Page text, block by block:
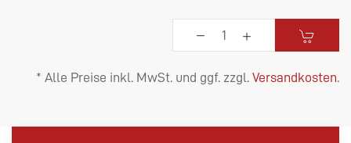
* Alle Preise inkl. MwSt. und ggf. zzgl. Versandkosten.